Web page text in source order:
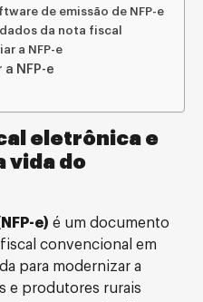
de emissão de NFP-e
da nota fiscal
a NFP-e
NFP-e
eletrônica e
vida do
e) é um documento
convencional em
para modernizar a
e produtores rurais